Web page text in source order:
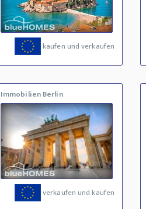
kaufen und verkaufen
Immobilien Berlin
verkaufen und kaufen